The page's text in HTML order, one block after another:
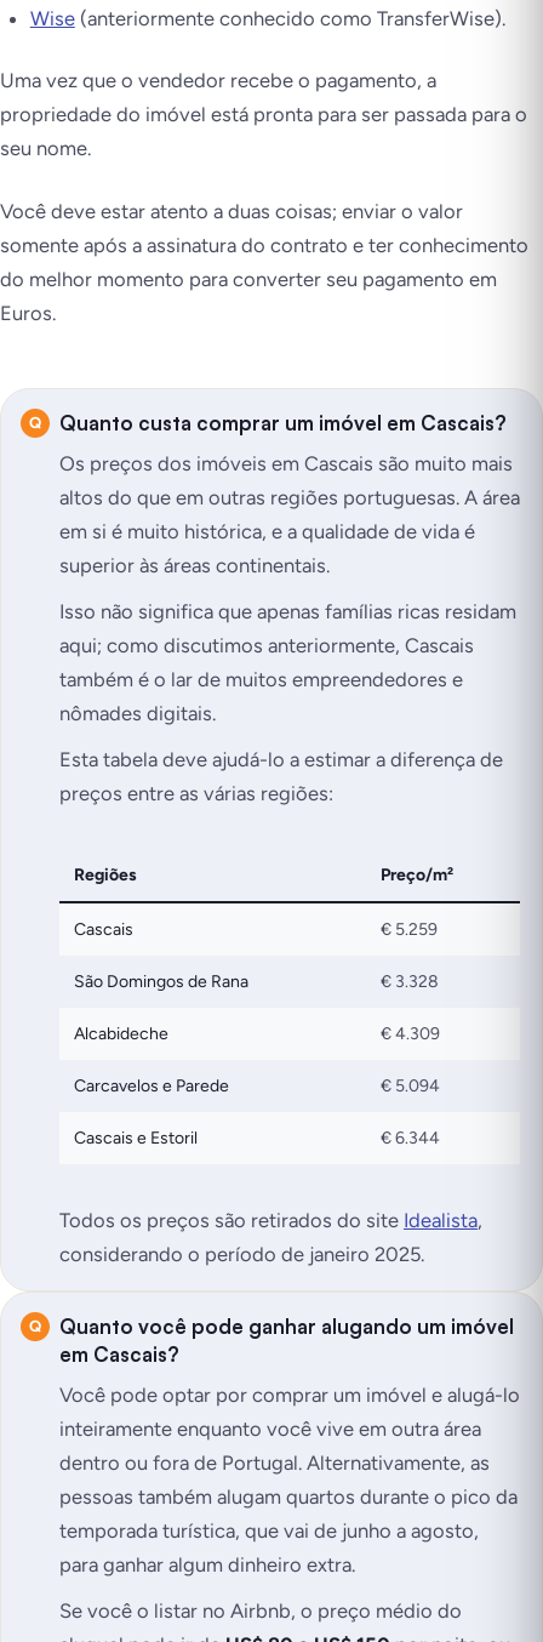
Wise(anteriormente conhecido como TransferWise).
Uma vez que o vendedor recebe o pagamento, a
propriedade do imóvel está pronta para ser passada para o
seu nome.
Você deve estar atento a duas coisas; enviar o valor
somente após a assinatura do contrato e ter conhecimento
do melhor momento para converter seu pagamento em
Euros.
Quanto custa comprar um imóvel em Cascais?
Os preços dos imóveis em Cascais são muito mais
altos do que em outras regiões portuguesas. A área
em si é muito histórica, e a qualidade de vida é
superior às áreas continentais.
Isso não significa que apenas famílias ricas residam
aqui; como discutimos anteriormente, Cascais
também é o lar de muitos empreendedores e
nômades digitais.
Esta tabela deve ajudá-lo a estimar a diferença de
preços entre as várias regiões:
Regiões Preço/m²
Cascais € 5.259
São Domingos de Rana € 3.328
Alcabideche € 4.309
Carcavelos e Parede € 5.094
Cascais e Estoril € 6.344
Todos os preços são retirados do site Idealista,
considerando o período de janeiro 2025.
Quanto você pode ganhar alugando um imóvel
em Cascais?
Você pode optar por comprar um imóvel e alugá-lo
inteiramente enquanto você vive em outra área
dentro ou fora de Portugal. Alternativamente, as
pessoas também alugam quartos durante o pico da
temporada turística, que vai de junho a agosto,
para ganhar algum dinheiro extra.
Se você o listar no Airbnb, o preço médio do